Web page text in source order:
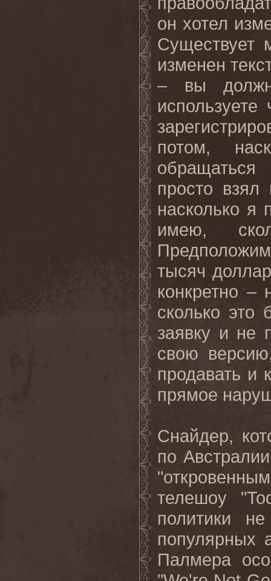
он хотел
Существует
изменен
– вы
потом,
просто
насколько
имею,
тысяч
конкретно
сколько это
заявку и не
свою
продавать и
прямое
Снайдер,
по
телешоу "
политики
популярных
Палмера